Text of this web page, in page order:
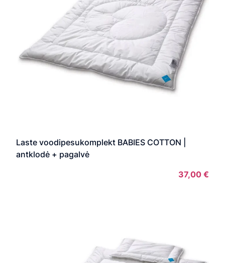
Laste voodipesukomplekt BABIES COTTON |
antklodė + pagalvė
37,00 €